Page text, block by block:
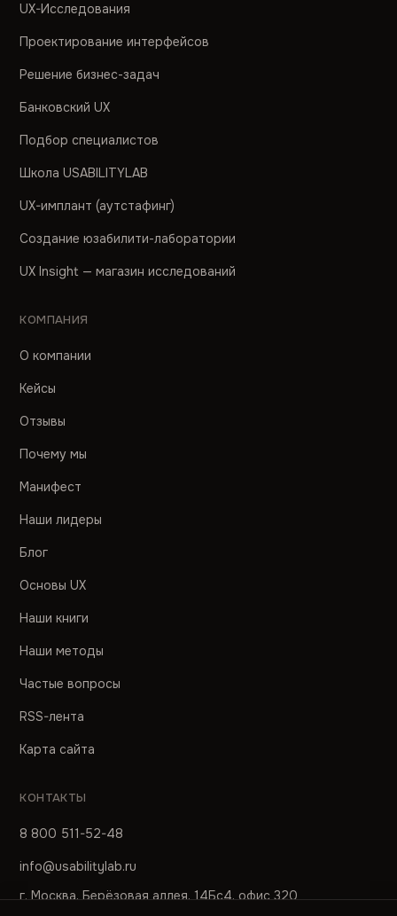
UX-Исследования
Проектирование интерфейсов
Решение бизнес-задач
Банковский UX
Подбор специалистов
Школа USABILITYLAB
UX-имплант (аутстафинг)
Создание юзабилити-лаборатории
UX Insight — магазин исследований
КОМПАНИЯ
О компании
Кейсы
Отзывы
Почему мы
Манифест
Наши лидеры
Блог
Основы UX
Наши книги
Наши методы
Частые вопросы
RSS-лента
Карта сайта
КОНТАКТЫ
8 800 511-52-48
info@usabilitylab.ru
г. Москва, Берёзовая аллея, 14Бс4, офис 320